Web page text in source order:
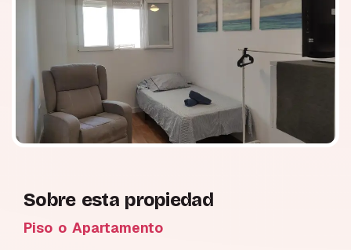
Sobre esta propiedad
Piso o Apartamento